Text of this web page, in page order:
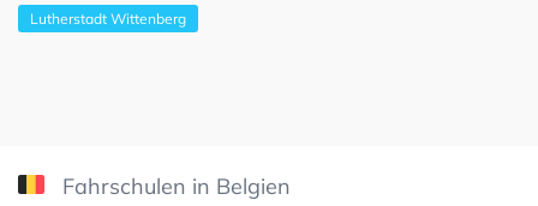
Lutherstadt Wittenberg
Fahrschulen in Belgien